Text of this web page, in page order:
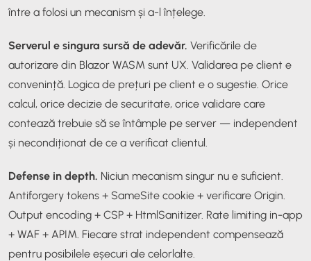
între a folosi un mecanism și a-l înțelege.
Serverul e singura sursă de adevăr. Verificările de
autorizare din Blazor WASM sunt UX. Validarea pe client e
convenință. Logica de prețuri pe client e o sugestie. Orice
calcul, orice decizie de securitate, orice validare care
contează trebuie să se întâmple pe server — independent
și necondiționat de ce a verificat clientul.
Defense in depth. Niciun mecanism singur nu e suficient.
Antiforgery tokens + SameSite cookie + verificare Origin.
Output encoding + CSP + HtmlSanitizer. Rate limiting in-app
+ WAF + APIM. Fiecare strat independent compensează
pentru posibilele eșecuri ale celorlalte.